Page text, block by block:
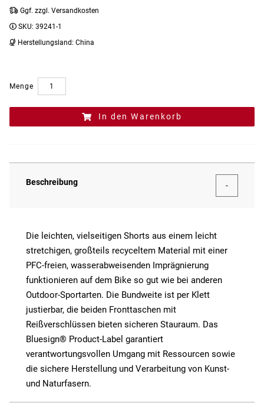
Ggf. zzgl. Versandkosten
SKU: 39241-1
Herstellungsland: China
Menge
In den Warenkorb
Beschreibung
Die leichten, vielseitigen Shorts aus einem leicht
stretchigen, großteils recyceltem Material mit einer
PFC-freien, wasserabweisenden Imprägnierung
funktionieren auf dem Bike so gut wie bei anderen
Outdoor-Sportarten. Die Bundweite ist per Klett
justierbar, die beiden Fronttaschen mit
Reißverschlüssen bieten sicheren Stauraum. Das
Bluesign® Product-Label garantiert
verantwortungsvollen Umgang mit Ressourcen sowie
die sichere Herstellung und Verarbeitung von Kunst-
und Naturfasern.